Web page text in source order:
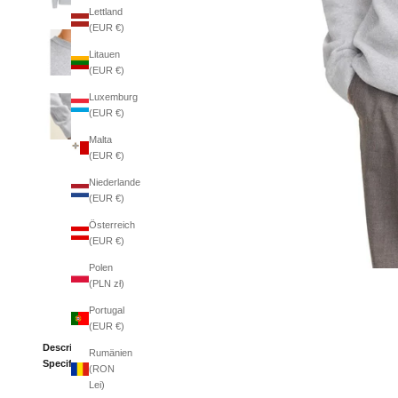
Lettland
(EUR €)
Litauen
(EUR €)
Luxemburg
(EUR €)
Malta
(EUR €)
Niederlande
(EUR €)
Österreich
(EUR €)
Polen
(PLN zł)
Portugal
(EUR €)
Rumänien
(RON
Lei)
Description
Specifications